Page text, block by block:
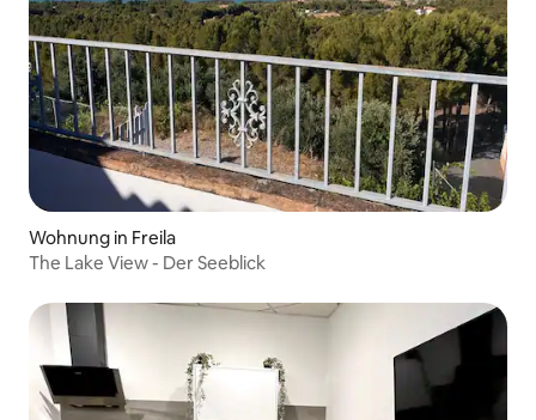
Wohnung in Freila
The Lake View - Der Seeblick